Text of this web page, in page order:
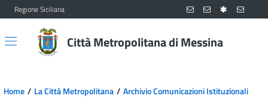
Vai al contenuto principale
Vai al menu principale
Regione Siciliana
Città Metropolitana di Messina
Home La Città Metropolitana
Archivio Comunicazioni Istituzionali